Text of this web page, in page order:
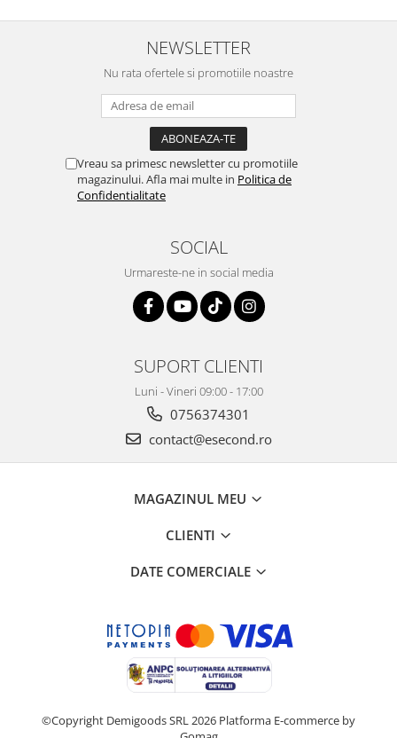
NEWSLETTER
Nu rata ofertele si promotiile noastre
Vreau sa primesc newsletter cu promotiile
magazinului. Afla mai multe in Politica de
Confidentialitate
SOCIAL
Urmareste-ne in social media
SUPORT CLIENTI
Luni - Vineri 09:00 - 17:00
0756374301
contact@esecond.ro
MAGAZINUL MEU
CLIENTI
DATE COMERCIALE
©Copyright Demigoods SRL 2026 Platforma E-commerce by